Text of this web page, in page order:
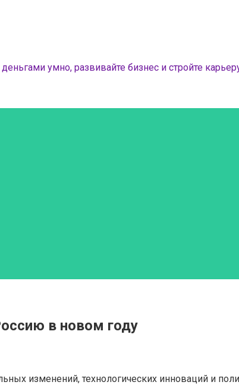
умно, развивайте бизнес и стройте
в новом году
изменений, технологических инноваций и